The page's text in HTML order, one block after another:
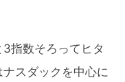
指数そろってヒタ
スダックを中心に